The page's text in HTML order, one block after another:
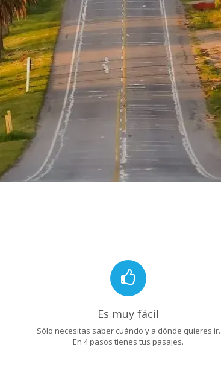
Es muy fácil
Sólo necesitas saber cuándo y a dónde quieres ir.
En 4 pasos tienes tus pasajes.